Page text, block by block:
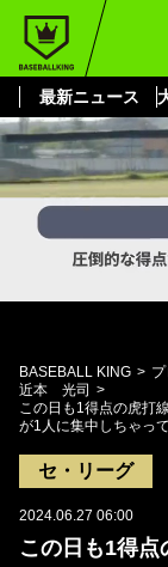
最新ニュース
BASEBALL KING
近本 光司
この日も1得点の虎打
が1人に集中しちゃっ
セ・リーグ
2024.06.27 06:00
この日も1得